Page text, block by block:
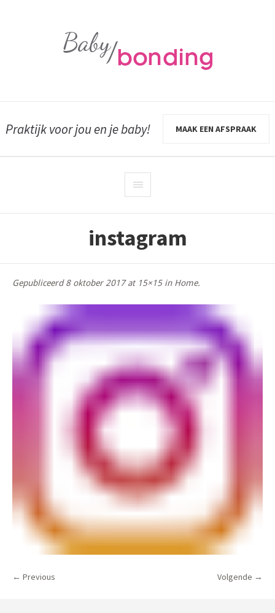
Praktijk voor jou en je baby! MAAK EEN AFSPRAAK
instagram
Gepubliceerd8 oktober 2017at 15×15 in Home.
← Previous Volgende →